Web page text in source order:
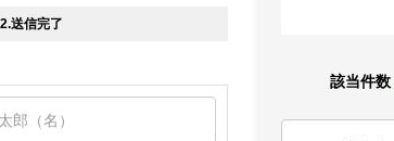
2.送信完了
該当件数